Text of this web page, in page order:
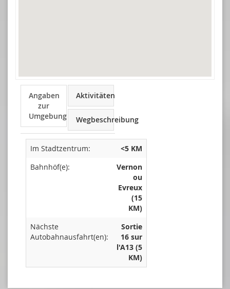
Angaben
zur
Umgebung
Aktivitäten
Wegbeschreibung
Im Stadtzentrum:
<5 KM
Bahnhöf(e):
Vernon
ou
Evreux
(15
KM)
Nächste
Autobahnausfahrt(en):
Sortie
16 sur
l'A13 (5
KM)